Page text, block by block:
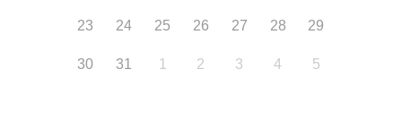
23 24 25 26 27 28 29
30 31 1 2 3 4 5